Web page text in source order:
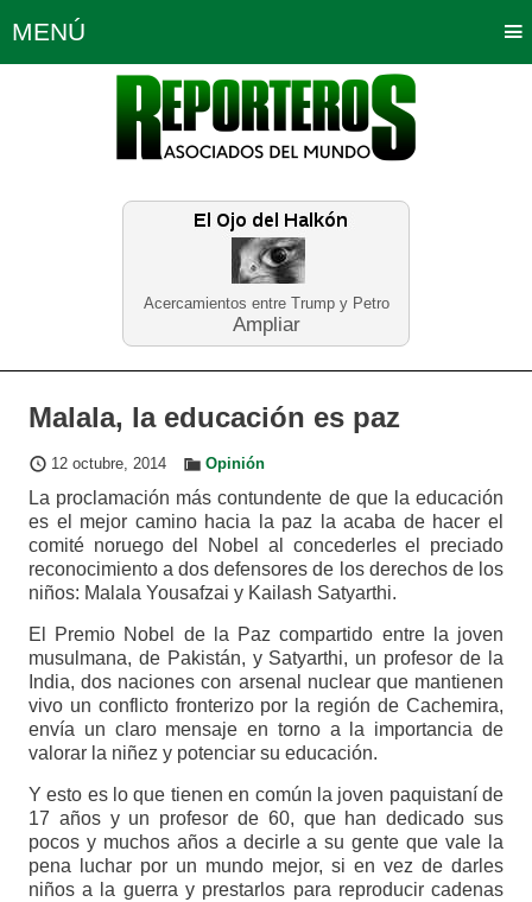
Acercamientos entre Trump y Petro
Ampliar
MENÚ
Política Opinión Bogotá
Planeta Tierra Deportes
Educación Neira
Malala, la educación es paz
12 octubre, 2014 Opinión
La proclamación más contundente de que la educación
es el mejor camino hacia la paz la acaba de hacer el
comité noruego del Nobel al concederles el preciado
reconocimiento a dos defensores de los derechos de los
niños: Malala Yousafzai y Kailash Satyarthi.
El Premio Nobel de la Paz compartido entre la joven
musulmana, de Pakistán, y Satyarthi, un profesor de la
India, dos naciones con arsenal nuclear que mantienen
vivo un conflicto fronterizo por la región de Cachemira,
envía un claro mensaje en torno a la importancia de
valorar la niñez y potenciar su educación.
Y esto es lo que tienen en común la joven paquistaní de
17 años y un profesor de 60, que han dedicado sus
pocos y muchos años a decirle a su gente que vale la
pena luchar por un mundo mejor, si en vez de darles
niños a la guerra y prestarlos para reproducir cadenas